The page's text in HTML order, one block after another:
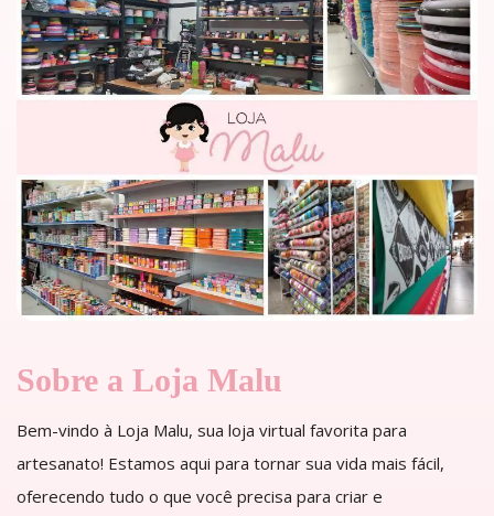
Sobre a Loja Malu
Bem-vindo à Loja Malu, sua loja virtual favorita para
artesanato! Estamos aqui para tornar sua vida mais fácil,
oferecendo tudo o que você precisa para criar e